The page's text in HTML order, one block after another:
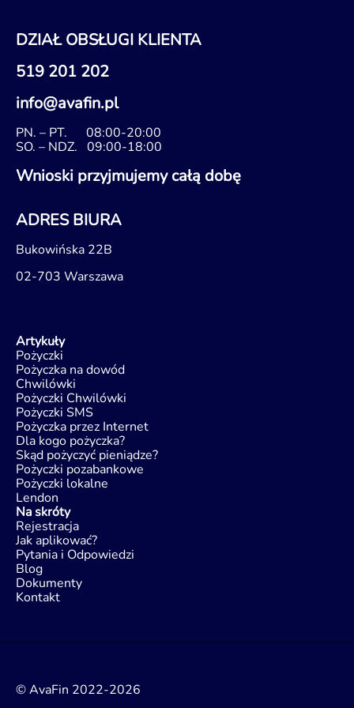
DZIAŁ OBSŁUGI KLIENTA
519 201 202
info@avafin.pl
PN. – PT. 08:00-20:00
SO. – NDZ. 09:00-18:00
Wnioski przyjmujemy całą dobę
ADRES BIURA
Bukowińska 22B
02-703 Warszawa
Artykuły
Pożyczki
Pożyczka na dowód
Chwilówki
Pożyczki Chwilówki
Pożyczki SMS
Pożyczka przez Internet
Dla kogo pożyczka?
Skąd pożyczyć pieniądze?
Pożyczki pozabankowe
Pożyczki lokalne
Lendon
Na skróty
Rejestracja
Jak aplikować?
Pytania i Odpowiedzi
Blog
Dokumenty
Kontakt
© AvaFin 2022-2026